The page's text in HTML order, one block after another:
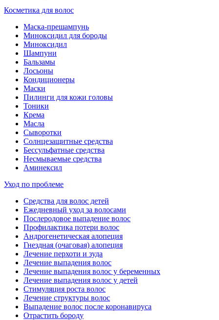
Косметика для волос
Маска-прешампунь
Миноксидил для бороды
Миноксидил
Шампуни
Бальзамы
Лосьоны
Кондиционеры
Маски
Пилинги для кожи головы
Тоники
Крема
Масла
Сыворотки
Солнцезащитные средства
Бессульфатные средства
Несмываемые средства
Аминексил
Уход по проблеме
Средства для волос детей
Ежедневный уход за волосами
Послеродовое выпадение волос
Профилактика потери волос
Андрогенетическая алопеция
Гнездная (очаговая) алопеция
Лечение перхоти и зуда
Лечение выпадения волос
Лечение выпадения волос у беременных
Лечение выпадения волос у детей
Стимуляция роста волос
Лечение структуры волос
Выпадение волос после коронавируса
Отрастить бороду